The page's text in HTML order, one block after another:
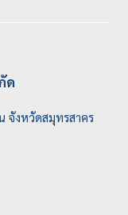
ด
จังหวัดสมุทรสาคร